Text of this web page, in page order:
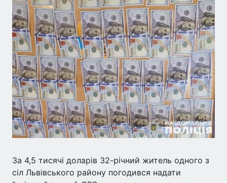
За 4,5 тисячі доларів 32-річний житель одного з
сіл Львівського району погодився надати